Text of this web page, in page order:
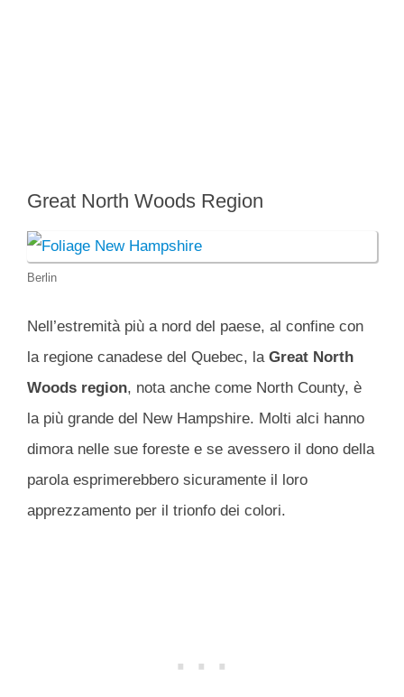
Great North Woods Region
Berlin
Nell’estremità più a nord del paese, al confine con
la regione canadese del Quebec, la Great North
Woods region, nota anche come North County, è
la più grande del New Hampshire. Molti alci hanno
dimora nelle sue foreste e se avessero il dono della
parola esprimerebbero sicuramente il loro
apprezzamento per il trionfo dei colori.